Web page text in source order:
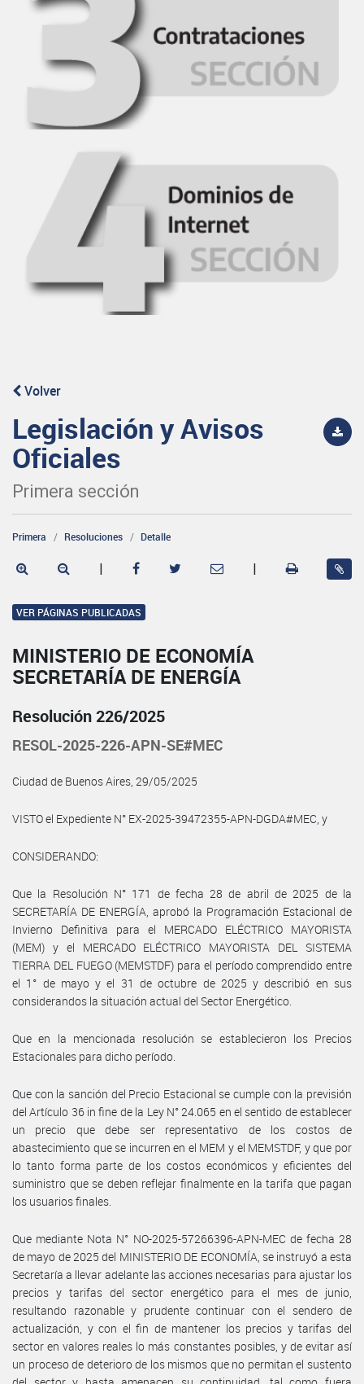
Volver
Legislación y Avisos
Oficiales
Primera sección
Primera Resoluciones Detalle
| |
VER PÁGINAS PUBLICADAS
MINISTERIO DE ECONOMÍA
SECRETARÍA DE ENERGÍA
Resolución 226/2025
RESOL-2025-226-APN-SE#MEC
Ciudad de Buenos Aires, 29/05/2025
VISTO el Expediente N° EX-2025-39472355-APN-DGDA#MEC, y
CONSIDERANDO:
Que la Resolución N° 171 de fecha 28 de abril de 2025 de la
SECRETARÍA DE ENERGÍA, aprobó la Programación Estacional de
Invierno Definitiva para el MERCADO ELÉCTRICO MAYORISTA
(MEM) y el MERCADO ELÉCTRICO MAYORISTA DEL SISTEMA
TIERRA DEL FUEGO (MEMSTDF) para el período comprendido entre
el 1° de mayo y el 31 de octubre de 2025 y describió en sus
considerandos la situación actual del Sector Energético.
Que en la mencionada resolución se establecieron los Precios
Estacionales para dicho período.
Que con la sanción del Precio Estacional se cumple con la previsión
del Artículo 36 in fine de la Ley N° 24.065 en el sentido de establecer
un precio que debe ser representativo de los costos de
abastecimiento que se incurren en el MEM y el MEMSTDF, y que por
lo tanto forma parte de los costos económicos y eficientes del
suministro que se deben reflejar finalmente en la tarifa que pagan
los usuarios finales.
Que mediante Nota N° NO-2025-57266396-APN-MEC de fecha 28
de mayo de 2025 del MINISTERIO DE ECONOMÍA, se instruyó a esta
Secretaría a llevar adelante las acciones necesarias para ajustar los
precios y tarifas del sector energético para el mes de junio,
resultando razonable y prudente continuar con el sendero de
actualización, y con el fin de mantener los precios y tarifas del
sector en valores reales lo más constantes posibles, y de evitar así
un proceso de deterioro de los mismos que no permitan el sustento